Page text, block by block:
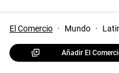
El Comercio · Mundo ·
Añadir El